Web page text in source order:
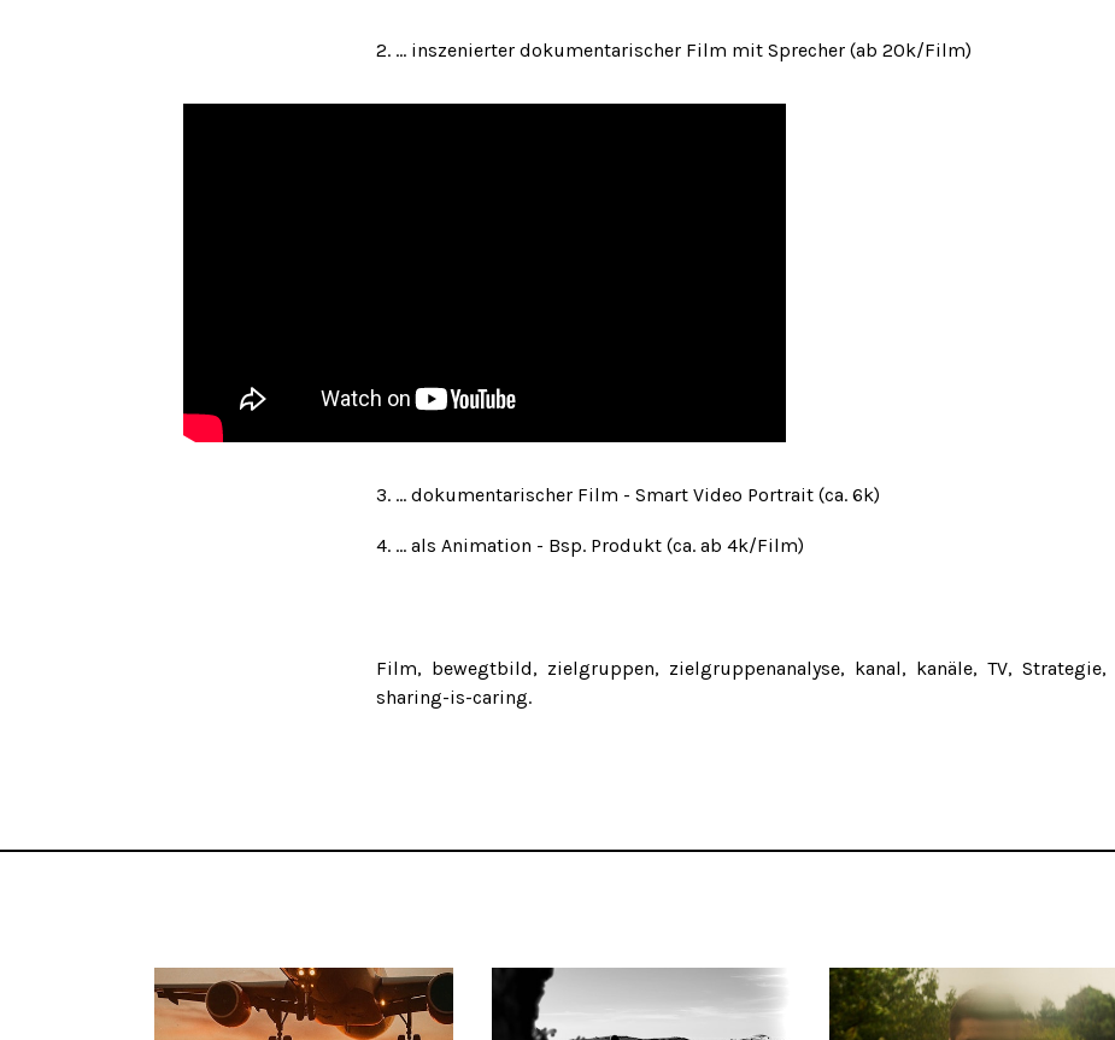
2. ... inszenierter dokumentarischer Film mit Sprecher (ab 20k/Film)
3. ... dokumentarischer Film - Smart Video Portrait (ca. 6k)
4. ... als Animation - Bsp. Produkt (ca. ab 4k/Film)
Film bewegtbild zielgruppen zielgruppenanalyse kanal kanäle TV Strategie
sharing-is-caring